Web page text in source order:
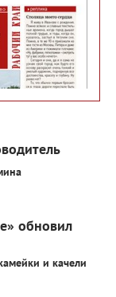
обновил
и качели